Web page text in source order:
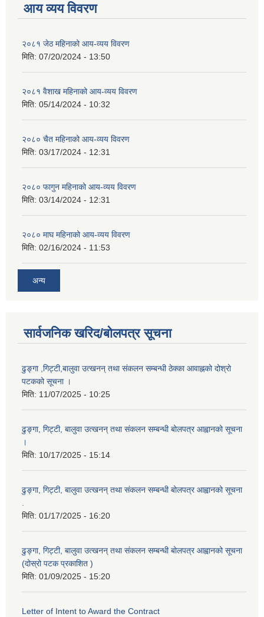
आय व्यय विवरण
२०८१ जेठ महिनाको आय-व्यय विवरण
मिति: 07/20/2024 - 13:50
२०८१ वैशाख महिनाको आय-व्यय विवरण
मिति: 05/14/2024 - 10:32
२०८० चैत महिनाको आय-व्यय विवरण
मिति: 03/17/2024 - 12:31
२०८० फागुन महिनाको आय-व्यय विवरण
मिति: 03/14/2024 - 12:31
२०८० माघ महिनाको आय-व्यय विवरण
मिति: 02/16/2024 - 11:53
अन्य
सार्वजनिक खरिद/बोलपत्र सूचना
ढुङ्गा ,गिट्टी,बालुवा उत्खनन् तथा संकलन सम्बन्धी ठेक्का आवाह्नको दोश्रो
पटकको सूचना ।
मिति: 11/07/2025 - 10:25
ढुङ्गा, गिट्टी, बालुवा उत्खनन् तथा संकलन सम्बन्धी बोलपत्र आह्वानको सूचना
।
मिति: 10/17/2025 - 15:14
ढुङ्गा, गिट्टी, बालुवा उत्खनन् तथा संकलन सम्बन्धी बोलपत्र आह्वानको सूचना
.
मिति: 01/17/2025 - 16:20
ढुङ्गा, गिट्टी, बालुवा उत्खनन् तथा संकलन सम्बन्धी बोलपत्र आह्वानको सूचना
(दोस्रो पटक प्रकाशित )
मिति: 01/09/2025 - 15:20
Letter of Intent to Award the Contract